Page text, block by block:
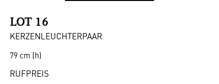
LOT 16
KERZENLEUCHTERPAAR
79 cm (h)
RUFPREIS